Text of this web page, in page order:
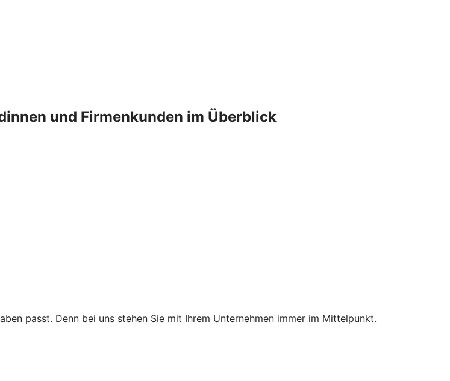
und Firmenkunden im Überblick
passt. Denn bei uns stehen Sie mit Ihrem Unternehmen immer im Mittelpunkt.